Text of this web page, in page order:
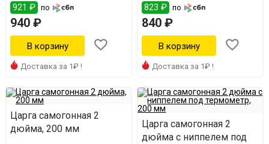
921 ₽ по
940 ₽
Доставка за 1₽ !
823 ₽ по
840 ₽
Доставка за 1₽ !
Царга самогонная 2
дюйма, 200 мм
Царга самогонная 2
дюйма с ниппелем под